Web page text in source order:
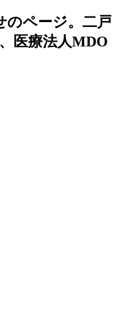
のページ。二戸
医療法人MDO